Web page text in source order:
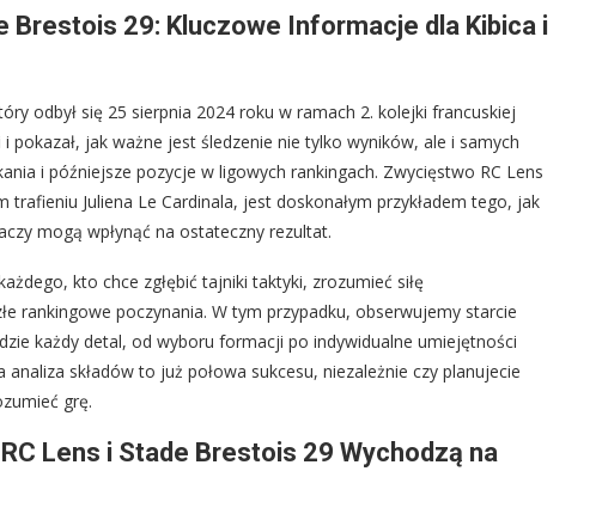
Brestois 29: Kluczowe Informacje dla Kibica i
odbył się 25 sierpnia 2024 roku w ramach 2. kolejki francuskiej
pokazał, jak ważne jest śledzenie nie tylko wyników, ale i samych
i późniejsze pozycje w ligowych rankingach. Zwycięstwo RC Lens
Juliena Le Cardinala, jest doskonałym przykładem tego, jak
mogą wpłynąć na ostateczny rezultat.
kto chce zgłębić tajniki taktyki, zrozumieć siłę
rankingowe poczynania. W tym przypadku, obserwujemy starcie
każdy detal, od wyboru formacji po indywidualne umiejętności
składów to już połowa sukcesu, niezależnie czy planujecie
grę.
Lens i Stade Brestois 29 Wychodzą na